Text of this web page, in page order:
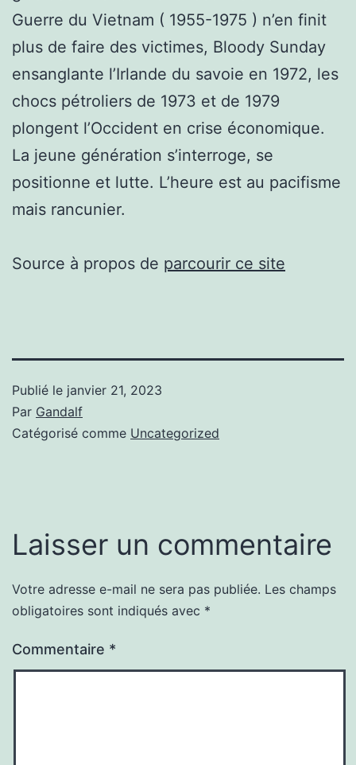
Guerre du Vietnam ( 1955-1975 ) n’en finit
plus de faire des victimes, Bloody Sunday
ensanglante l’Irlande du savoie en 1972, les
chocs pétroliers de 1973 et de 1979
plongent l’Occident en crise économique.
La jeune génération s’interroge, se
positionne et lutte. L’heure est au pacifisme
mais rancunier.
Source à propos de parcourir ce site
Publié le janvier 21, 2023
Par Gandalf
Catégorisé comme Uncategorized
Laisser un commentaire
Votre adresse e-mail ne sera pas publiée. Les champs
obligatoires sont indiqués avec *
Commentaire *